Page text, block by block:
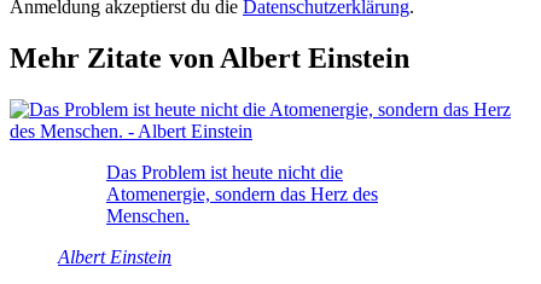
Anmeldung akzeptierst du die Datenschutzerklärung.
Mehr Zitate von Albert Einstein
Das Problem ist heute nicht die
Atomenergie, sondern das Herz des
Menschen.
Albert Einstein